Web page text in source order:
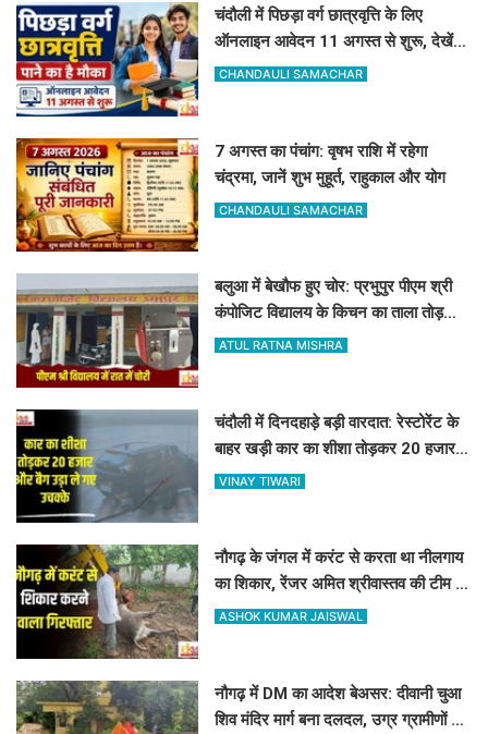
चंदौली में पिछड़ा वर्ग छात्रवृत्ति के लिए
ऑनलाइन आवेदन 11 अगस्त से शुरू, देखें
पूरा शेड्यूल
CHANDAULI SAMACHAR
7 अगस्त का पंचांग: वृषभ राशि में रहेगा
चंद्रमा, जानें शुभ मुहूर्त, राहुकाल और योग
CHANDAULI SAMACHAR
बलुआ में बेखौफ हुए चोर: प्रभुपुर पीएम श्री
कंपोजिट विद्यालय के किचन का ताला तोड़
हजारों का सामान पार
ATUL RATNA MISHRA
चंदौली में दिनदहाड़े बड़ी वारदात: रेस्टोरेंट के
बाहर खड़ी कार का शीशा तोड़कर 20 हजार
और बैग उड़ा ले गए उचक्के
VINAY TIWARI
नौगढ़ के जंगल में करंट से करता था नीलगाय
का शिकार, रेंजर अमित श्रीवास्तव की टीम ने
ऐसे दबोचा
ASHOK KUMAR JAISWAL
नौगढ़ में DM का आदेश बेअसर: दीवानी चुआ
शिव मंदिर मार्ग बना दलदल, उग्र ग्रामीणों ने